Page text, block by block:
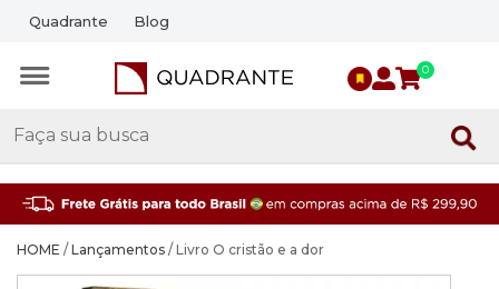
Quadrante Blog
0
HOME / Lançamentos / Livro O cristão e a dor